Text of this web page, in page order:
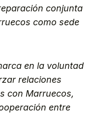
conjunta
como sede
en la voluntad
relaciones
con Marruecos,
entre